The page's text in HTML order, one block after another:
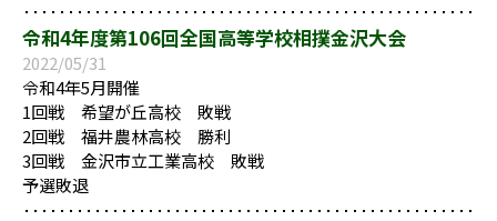
令和4年度第106回全国高等学校相撲金沢大会
2022/05/31
令和4年5月開催
1回戦 希望が丘高校 敗戦
2回戦 福井農林高校 勝利
3回戦 金沢市立工業高校 敗戦
予選敗退